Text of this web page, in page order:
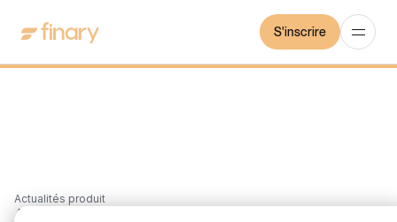
S'inscrire
Actualités produit
4